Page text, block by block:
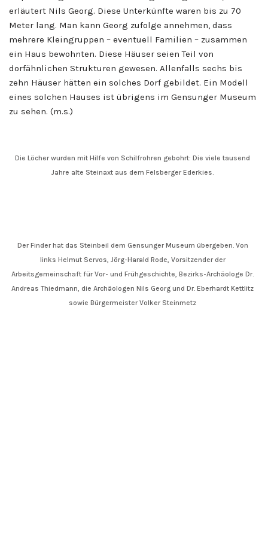
erläutert Nils Georg. Diese Unterkünfte waren bis zu 70
Meter lang. Man kann Georg zufolge annehmen, dass
mehrere Kleingruppen – eventuell Familien – zusammen
ein Haus bewohnten. Diese Häuser seien Teil von
dorfähnlichen Strukturen gewesen. Allenfalls sechs bis
zehn Häuser hätten ein solches Dorf gebildet. Ein Modell
eines solchen Hauses ist übrigens im Gensunger Museum
zu sehen. (m.s.)
Die Löcher wurden mit Hilfe von Schilfrohren gebohrt: Die viele tausend
Jahre alte Steinaxt aus dem Felsberger Ederkies.
Der Finder hat das Steinbeil dem Gensunger Museum übergeben. Von
links Helmut Servos, Jörg-Harald Rode, Vorsitzender der
Arbeitsgemeinschaft für Vor- und Frühgeschichte, Bezirks-Archäologe Dr.
Andreas Thiedmann, die Archäologen Nils Georg und Dr. Eberhardt Kettlitz
sowie Bürgermeister Volker Steinmetz